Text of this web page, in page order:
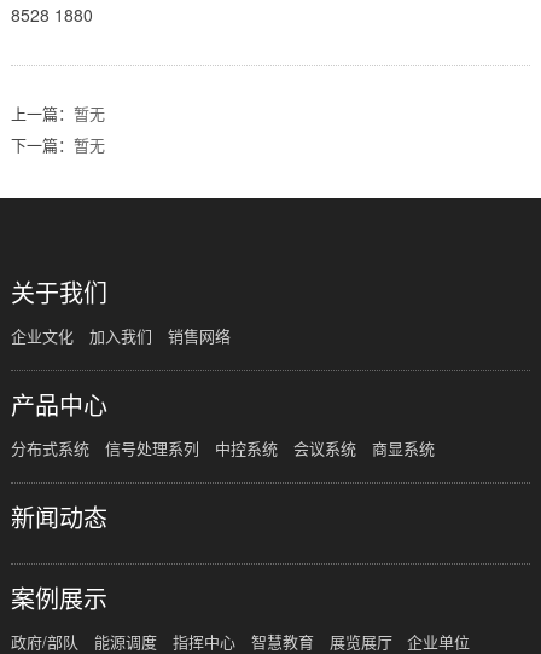
8528 1880
上一篇： 暂无
下一篇： 暂无
关于我们
企业文化 加入我们 销售网络
产品中心
分布式系统 信号处理系列 中控系统 会议系统 商显系统
新闻动态
案例展示
政府/部队 能源调度 指挥中心 智慧教育 展览展厅 企业单位